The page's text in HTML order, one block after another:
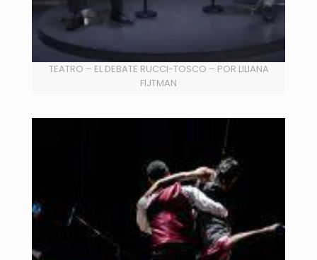
TEATRO – EL DEBATE RUCCI-TOSCO – POR LILIANA
FIJTMAN